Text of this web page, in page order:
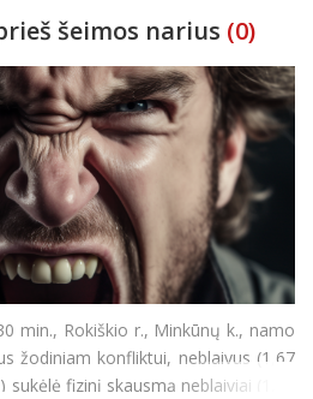
šeimos narius (0)
min., Rokiškio r., Minkūnų k., namo
žodiniam konfliktui, neblaivus (1,67
fizinį skausmą neblaiviai (1,17